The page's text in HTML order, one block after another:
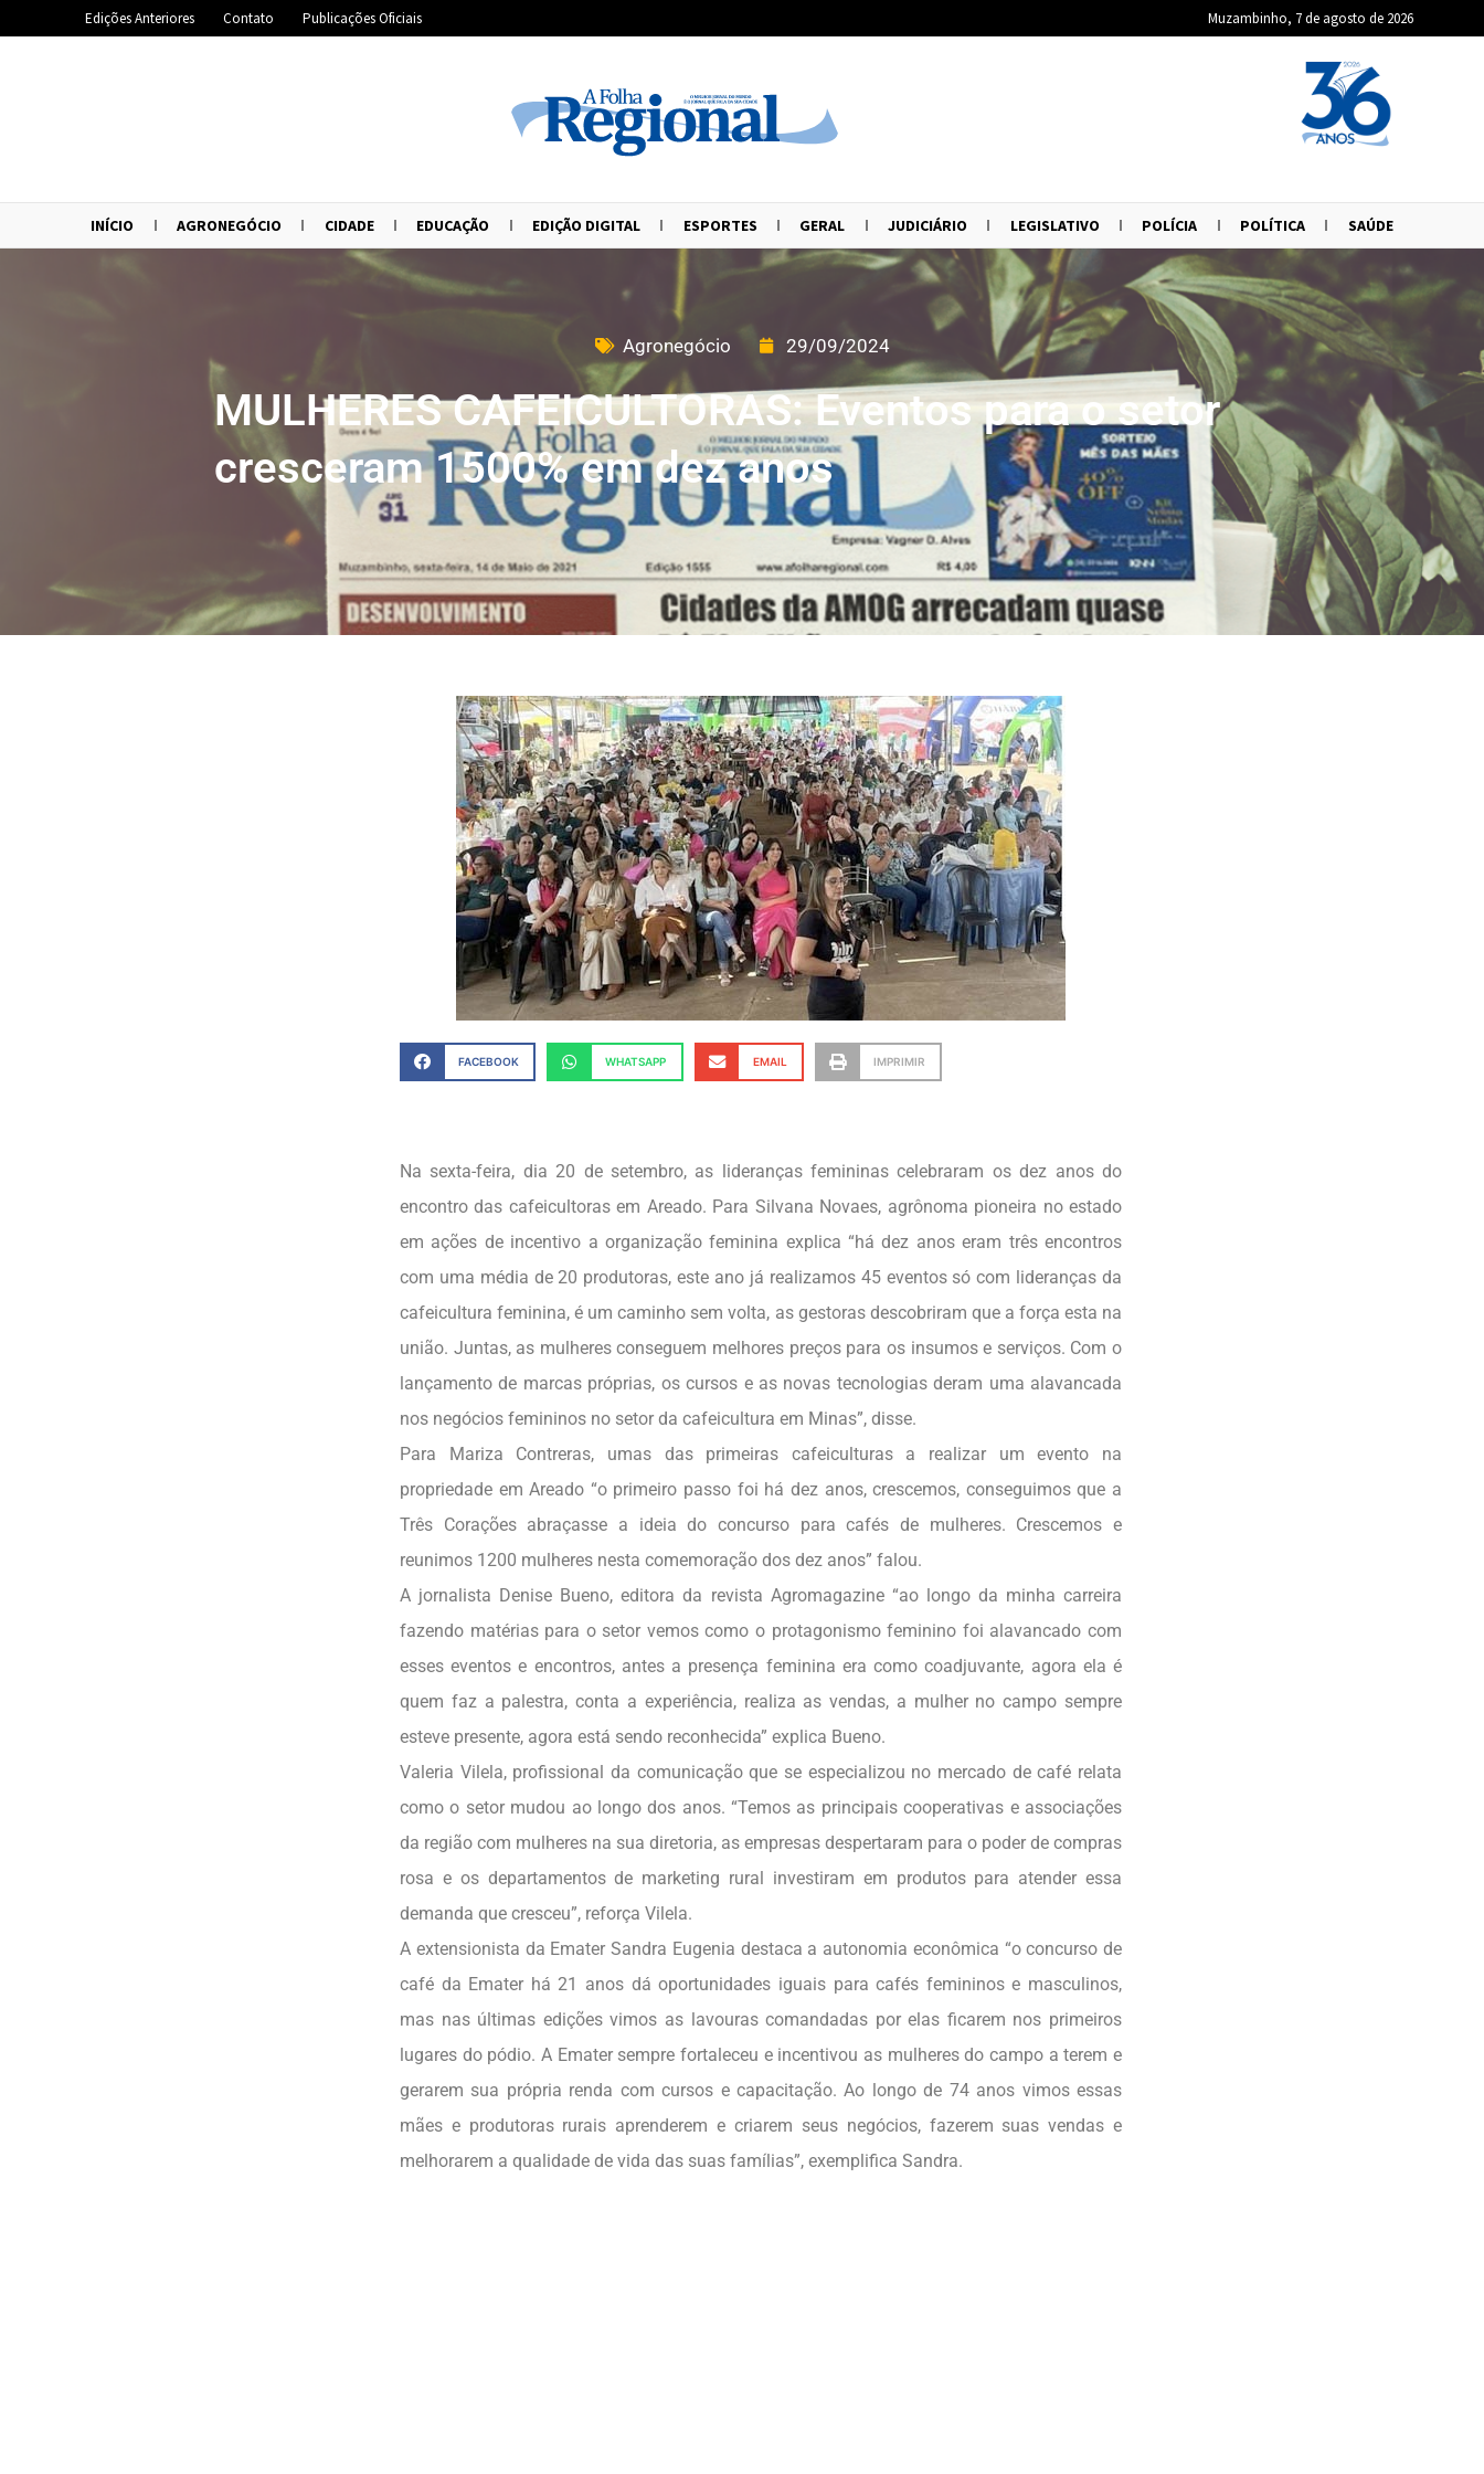
Edições Anteriores Contato Publicações Oficiais Muzambinho, 7 de agosto de 2026
INÍCIO AGRONEGÓCIO CIDADE EDUCAÇÃO EDIÇÃO DIGITAL ESPORTES GERAL JUDICIÁRIO LEGISLATIVO POLÍCIA POLÍTICA SAÚDE
Agronegócio 29/09/2024
MULHERES CAFEICULTORAS: Eventos para o setor
cresceram 1500% em dez anos
FACEBOOK WHATSAPP EMAIL IMPRIMIR
Na sexta-feira, dia 20 de setembro, as lideranças femininas celebraram os dez anos do
encontro das cafeicultoras em Areado. Para Silvana Novaes, agrônoma pioneira no estado
em ações de incentivo a organização feminina explica “há dez anos eram três encontros
com uma média de 20 produtoras, este ano já realizamos 45 eventos só com lideranças da
cafeicultura feminina, é um caminho sem volta, as gestoras descobriram que a força esta na
união. Juntas, as mulheres conseguem melhores preços para os insumos e serviços. Com o
lançamento de marcas próprias, os cursos e as novas tecnologias deram uma alavancada
nos negócios femininos no setor da cafeicultura em Minas”, disse.
Para Mariza Contreras, umas das primeiras cafeiculturas a realizar um evento na
propriedade em Areado “o primeiro passo foi há dez anos, crescemos, conseguimos que a
Três Corações abraçasse a ideia do concurso para cafés de mulheres. Crescemos e
reunimos 1200 mulheres nesta comemoração dos dez anos” falou.
A jornalista Denise Bueno, editora da revista Agromagazine “ao longo da minha carreira
fazendo matérias para o setor vemos como o protagonismo feminino foi alavancado com
esses eventos e encontros, antes a presença feminina era como coadjuvante, agora ela é
quem faz a palestra, conta a experiência, realiza as vendas, a mulher no campo sempre
esteve presente, agora está sendo reconhecida” explica Bueno.
Valeria Vilela, profissional da comunicação que se especializou no mercado de café relata
como o setor mudou ao longo dos anos. “Temos as principais cooperativas e associações
da região com mulheres na sua diretoria, as empresas despertaram para o poder de compras
rosa e os departamentos de marketing rural investiram em produtos para atender essa
demanda que cresceu”, reforça Vilela.
A extensionista da Emater Sandra Eugenia destaca a autonomia econômica “o concurso de
café da Emater há 21 anos dá oportunidades iguais para cafés femininos e masculinos,
mas nas últimas edições vimos as lavouras comandadas por elas ficarem nos primeiros
lugares do pódio. A Emater sempre fortaleceu e incentivou as mulheres do campo a terem e
gerarem sua própria renda com cursos e capacitação. Ao longo de 74 anos vimos essas
mães e produtoras rurais aprenderem e criarem seus negócios, fazerem suas vendas e
melhorarem a qualidade de vida das suas famílias”, exemplifica Sandra.